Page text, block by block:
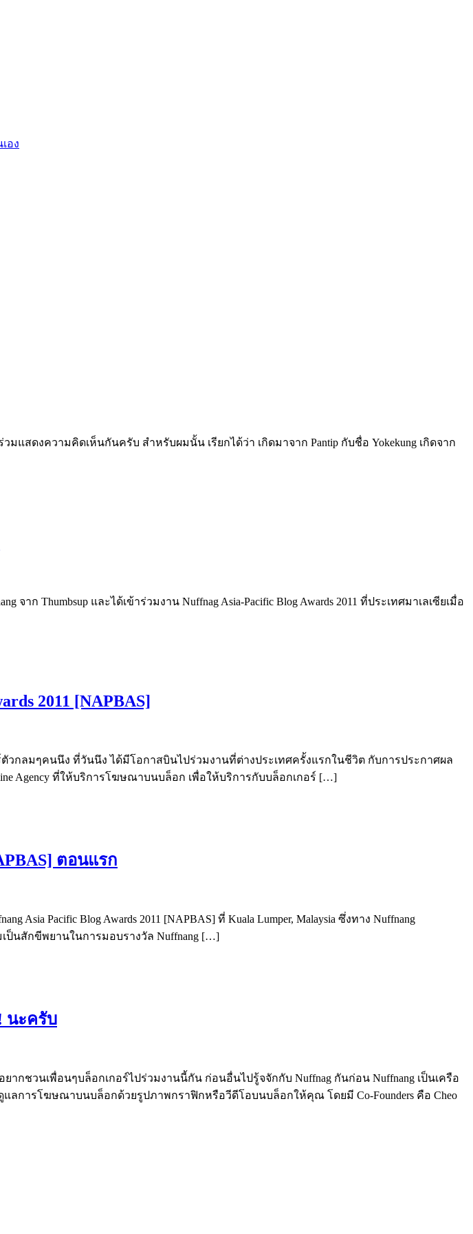
อง
แสดงความคิดเห็นกันครับ สำหรับผมนั้น เรียกได้ว่า เกิดมาจาก Pantip กับชื่อ Yokekung เกิดจาก
Thumbsup และได้เข้าร่วมงาน Nuffnag Asia-Pacific Blog Awards 2011 ที่ประเทศมาเลเซียเมื่อ
2011 [NAPBAS]
กลมๆคนนึง ที่วันนึง ได้มีโอกาสบินไปร่วมงานที่ต่างประเทศครั้งแรกในชีวิต กับการประกาศผล
Agency ที่ให้บริการโฆษณาบนบล็อก เพื่อให้บริการกับบล็อกเกอร์ […]
ตอนแรก
Pacific Blog Awards 2011 [NAPBAS] ที่ Kuala Lumper, Malaysia ซึ่งทาง Nuffnang
ป็นสักขีพยานในการมอบรางวัล Nuffnang […]
นะครับ
ยากชวนเพื่อนๆบล็อกเกอร์ไปร่วมงานนี้กัน ก่อนอื่นไปรู้จจักกับ Nuffnag กันก่อน Nuffnang เป็นเครือ
ารโฆษณาบนบล็อกด้วยรูปภาพกราฟิกหรือวีดีโอบนบล็อกให้คุณ โดยมี Co-Founders คือ Cheo